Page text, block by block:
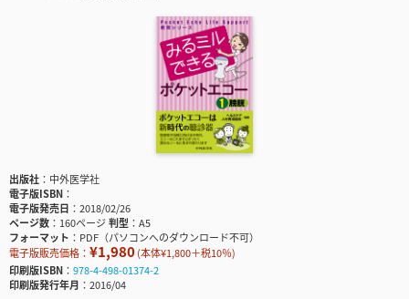
出版社
中外医学社
電子版ISBN
電子版発売日
2018/02/26
ページ数
160ページ判型
A5
フォーマット
PDF（パソコンへのダウンロード不可）
電子版販売価格： ¥1,980(本体¥1,800＋税10％)
印刷版ISBN
978-4-498-01374-2
印刷版発行年月
2016/04